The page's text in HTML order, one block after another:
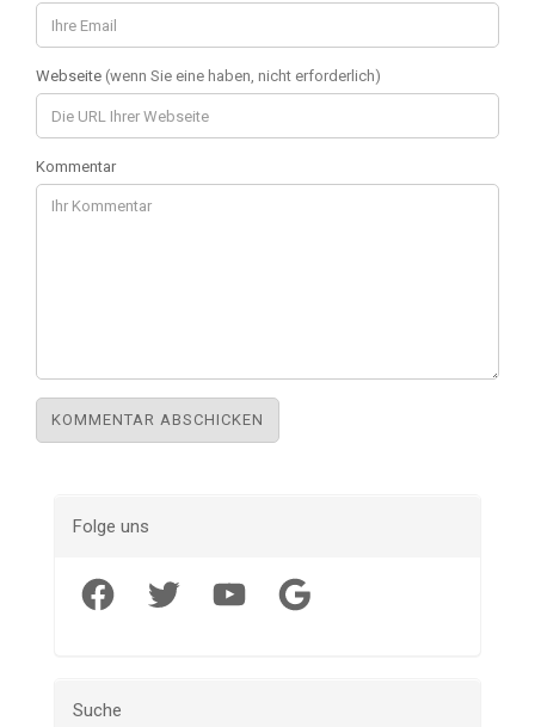
Webseite (wenn Sie eine haben, nicht erforderlich)
Kommentar
Folge uns
Facebook Twitter YouTube Google
Suche